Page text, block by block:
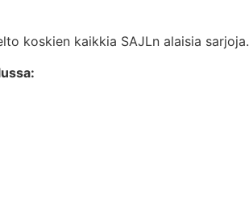
koskien kaikkia SAJLn alaisia sarjoja.